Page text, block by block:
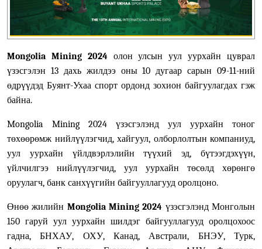
Mongolia Mining 2024 олон улсын уул уурхайн цуврал
үзэсгэлэн 13 дахь жилдээ оны 10 дугаар сарын 09-11-ний
өдрүүдэд Буянт-Ухаа спорт ордонд зохион байгуулагдах гэж
байна.
Mongolia Mining 2024 үзэсгэлэнд уул уурхайн тоног
төхөөрөмж нийлүүлэгчид, хайгуул, олборлолтын компаниуд,
уул уурхайн үйлдвэрлэлийн түүхий эд, бүтээгдэхүүн,
үйлчилгээ нийлүүлэгчид, уул уурхайн төсөлд хөрөнгө
оруулагч, банк санхүүгийн байгууллагууд оролцоно.
Өнөө жилийн Mongolia Mining 2024 үзэсгэлэнд Монголын
150 гаруй уул уурхайн шилдэг байгууллагууд оролцохоос
гадна, БНХАУ, ОХУ, Канад, Австрали, БНЭУ, Турк,